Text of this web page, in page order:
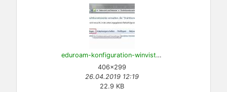
eduroam-konfiguration-winvista-1.jpg
406×299
26.04.2019 12:19
22.9 KB